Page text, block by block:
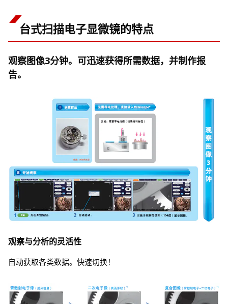
台式扫描电子显微镜的特点
观察图像3分钟。可迅速获得所需数据，并制作报
告。
观察与分析的灵活性
自动获取各类数据。快速切换！